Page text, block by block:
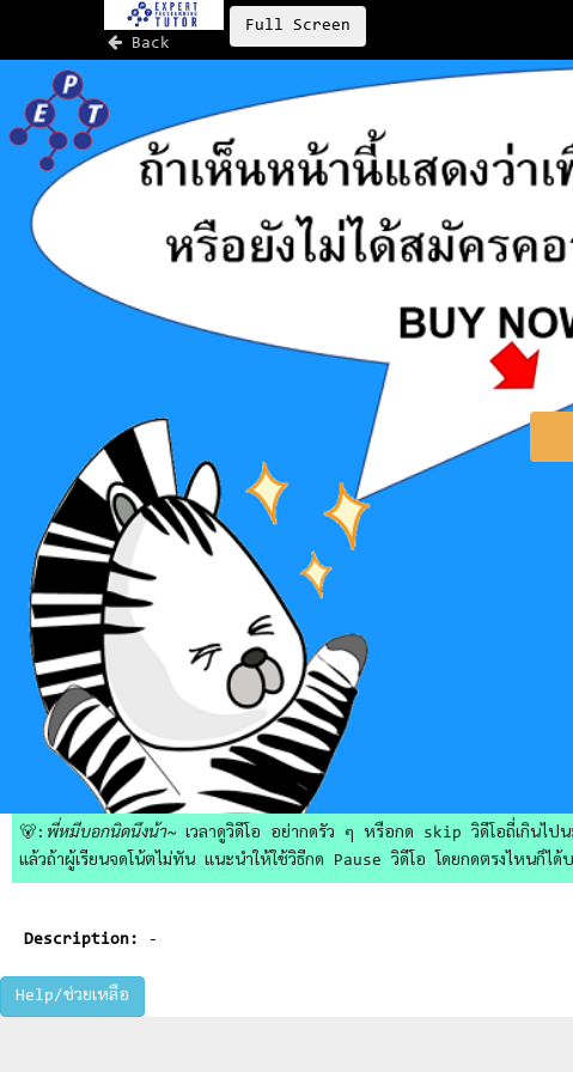
Back
Full Screen
🐻: พี่หมีบอกนิดนึงน้า~เวลาดูวิดีโอ อย่ากดรัว ๆ หรือกด skip วิดีโอถี่เกินไปน
แล้วถ้าผู้เรียนจดโน้ตไม่ทัน แนะนำให้ใช้วิธีกด Pause วิดีโอ โดยกดตรงไหนก็ไ
Description: -
Help/ช่วยเหลือ